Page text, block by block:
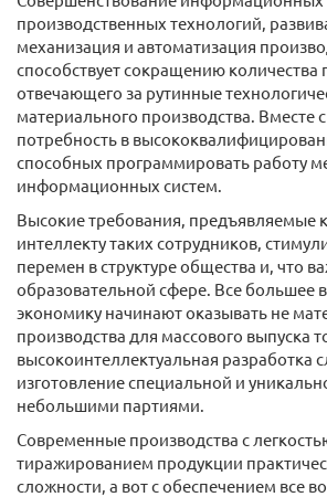
производственных технологий,
механизация и автоматизация
способствует сокращению количества
отвечающего за рутинные
материального производства. Вместе
потребность в
способных программировать работу
информационных систем.
Высокие требования, предъявляемые
интеллекту таких сотрудников,
перемен в структуре общества и, что
образовательной сфере. Все большее
экономику начинают оказывать не
производства для массового выпуска
высокоинтеллектуальная разработка
изготовление специальной и
небольшими партиями.
Современные производства с
тиражированием продукции
сложности, а вот с обеспечением все